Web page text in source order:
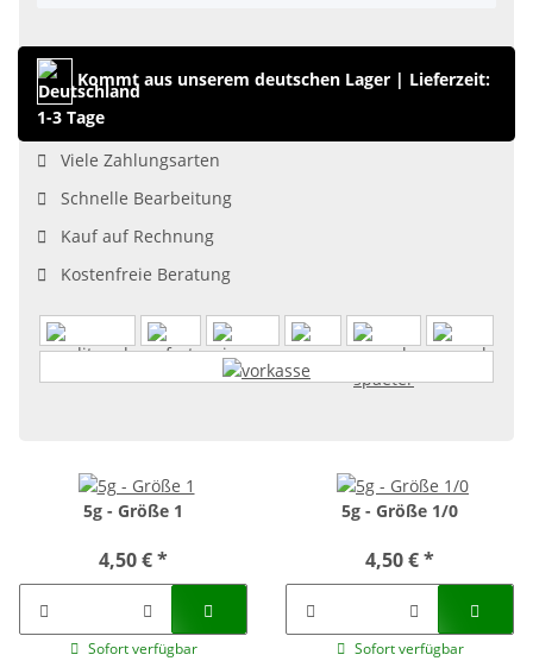
Kommt aus unserem deutschen Lager | Lieferzeit:
1-3 Tage
Viele Zahlungsarten
Schnelle Bearbeitung
Kauf auf Rechnung
Kostenfreie Beratung
5g - Größe 1
4,50 €*
Sofort verfügbar
5g - Größe 1/0
4,50 €*
Sofort verfügbar